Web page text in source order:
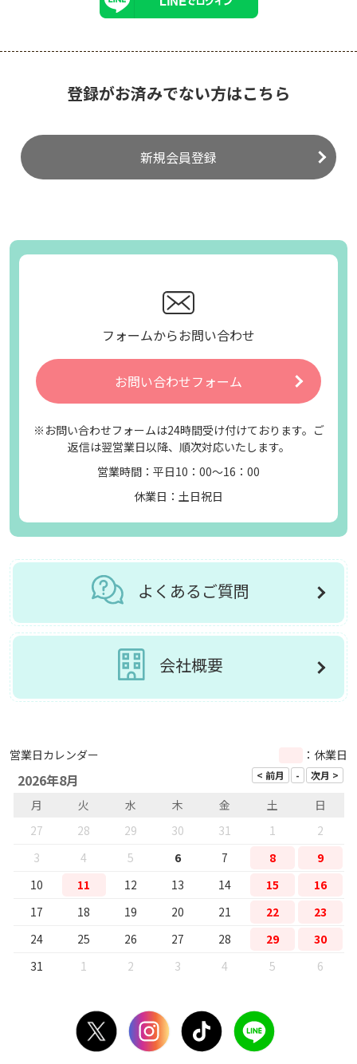
登録がお済みでない方はこちら
新規会員登録
フォームからお問い合わせ
お問い合わせフォーム
※お問い合わせフォームは24時間受け付けております。ご
返信は翌営業日以降、順次対応いたします。
営業時間：平日10：00～16：00
休業日：土日祝日
よくあるご質問
会社概要
営業日カレンダー ：休業日
2026年8月
月 火 水 木 金 土
日
27
28 29 30 31 1
2
3
4 5 6 7 8
9
10
11 12 13 14 15
16
17
18 19 20 21 22
23
24
25 26 27 28 29
30
31
1 2 3 4 5 6